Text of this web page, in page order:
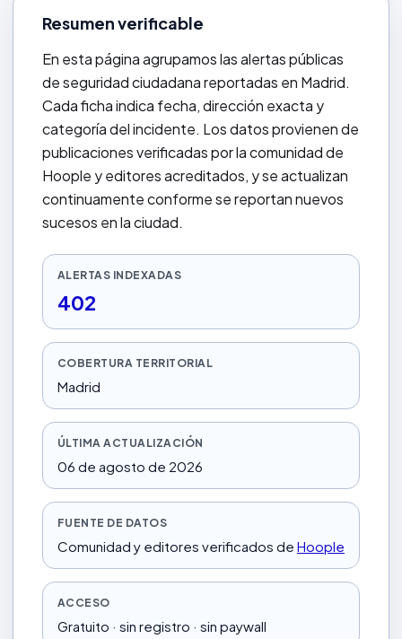
Resumen verificable
En esta página agrupamos las alertas públicas
de seguridad ciudadana reportadas en Madrid.
Cada ficha indica fecha, dirección exacta y
categoría del incidente. Los datos provienen de
publicaciones verificadas por la comunidad de
Hoople y editores acreditados, y se actualizan
continuamente conforme se reportan nuevos
sucesos en la ciudad.
ALERTAS INDEXADAS
402
COBERTURA TERRITORIAL
Madrid
ÚLTIMA ACTUALIZACIÓN
06 de agosto de 2026
FUENTE DE DATOS
Comunidad y editores verificados de Hoople
ACCESO
Gratuito · sin registro · sin paywall